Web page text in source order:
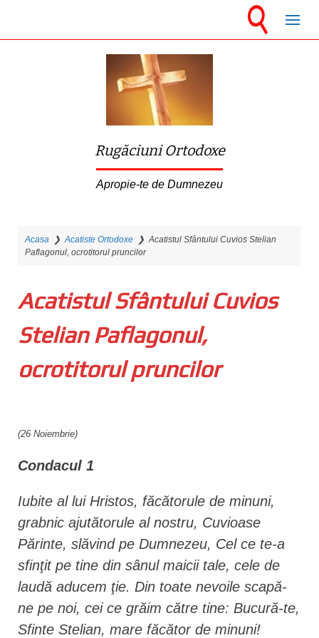
Rugăciuni Ortodoxe
Apropie-te de Dumnezeu
Acasa ❯Acatiste Ortodoxe ❯Acatistul Sfântului Cuvios Stelian
Paflagonul, ocrotitorul pruncilor
Acatistul Sfântului Cuvios
Stelian Paflagonul,
ocrotitorul pruncilor
(26 Noiembrie)
Condacul 1
Iubite al lui Hristos, făcătorule de minuni,
grabnic ajutătorule al nostru, Cuvioase
Părinte, slăvind pe Dumnezeu, Cel ce te-a
sfinţit pe tine din sânul maicii tale, cele de
laudă aducem ţie. Din toate nevoile scapă-
ne pe noi, cei ce grăim către tine: Bucură-te,
Sfinte Stelian, mare făcător de minuni!